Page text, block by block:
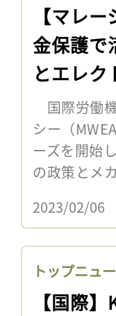
【マレ
金保護で
とエレク
国際労働
シー（
ーズを開始
の政策とメ
2023/02/06
トップニュ
【国際